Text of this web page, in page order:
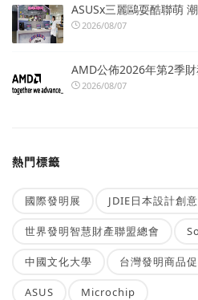
ASUSx三麗鷗耍酷聯萌
2026/08/07
AMD公佈2026年第2季
2026/08/07
熱門標籤
國際發明展 JDIE日本設計創
世界發明智慧財產聯盟總會
中國文化大學 台灣發明商品
ASUS Microchip